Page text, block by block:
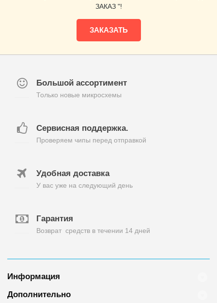
ЗАКАЗ "!
ЗАКАЗАТЬ
Большой ассортимент
Только новые микросхемы
Сервисная поддержка.
Проверяем чипы перед отправкой
Удобная доставка
У вас уже на следующий день
Гарантия
Возврат средств в течении 14 дней
Информация
Дополнительно